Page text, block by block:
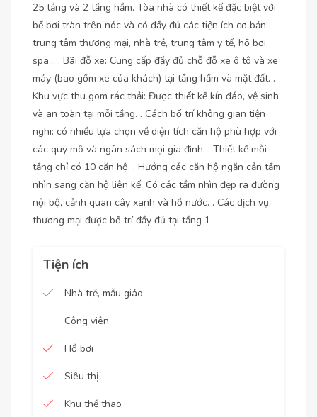
25 tầng và 2 tầng hầm. Tòa nhà có thiết kế đặc biệt với
bể bơi tràn trên nóc và có đầy đủ các tiện ích cơ bản:
trung tâm thương mại, nhà trẻ, trung tâm y tế, hồ bơi,
spa… . Bãi đỗ xe: Cung cấp đầy đủ chỗ đỗ xe ô tô và xe
máy (bao gồm xe của khách) tại tầng hầm và mặt đất. .
Khu vực thu gom rác thải: Được thiết kế kín đáo, vệ sinh
và an toàn tại mỗi tầng. . Cách bố trí không gian tiện
nghi: có nhiều lựa chọn về diện tích căn hộ phù hợp với
các quy mô và ngân sách mọi gia đình. . Thiết kế mỗi
tầng chỉ có 10 căn hộ. . Hướng các căn hộ ngăn cản tầm
nhìn sang căn hộ liên kế. Có các tầm nhìn đẹp ra đường
nội bộ, cảnh quan cây xanh và hồ nước. . Các dịch vụ,
thương mại được bố trí đầy đủ tại tầng 1
Tiện ích
Nhà trẻ, mẫu giáo
Công viên
Hồ bơi
Siêu thị
Khu thể thao